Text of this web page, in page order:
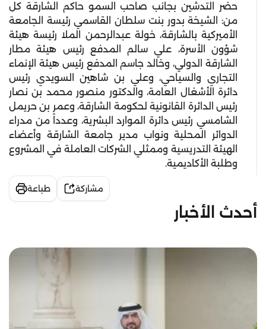
حضر التدشين بجانب صاحب السمو حاكم الشارقة كل
من: الشيخة بدور بنت سلطان القاسمي رئيسة الجامعة
الأميركية بالشارقة، خولة عبدالرحمن الملا رئيسة هيئة
شؤون الأسرة، علي سالم المدفع رئيس هيئة مطار
الشارقة الدولي، وخالد جاسم المدفع رئيس هيئة الإنماء
التجاري والسياحي، وعلي بن شاهين السويدي رئيس
دائرة الأشغال العامة، والدكتور منصور محمد بن نصار
رئيس الدائرة القانونية لحكومة الشارقة، وعمر بن حريمل
الشامسي رئيس دائرة الموارد البشرية، وعدداً من مدراء
الدوائر المحلية ونواب مدير جامعة الشارقة وأعضاء
الهيئة التدريسية وممثلي الشركات العاملة في المشروع
وطلبة الأكاديمية.
مشاركة طباعة
أحدث الأخبار